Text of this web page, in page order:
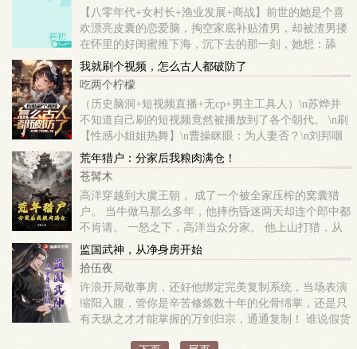
【八零年代+女村长+渔业发展+商战】前世的她是个喜
欢漂亮皮囊的恋爱脑，掏空家底补贴渣男，却被渣男搂
在怀里的好闺蜜推下海，沉下去的那一刻，她想：舔
狗！ 死了，活该！再睁眼，她重生回了退亲的那一天，
从娘亲咯吱窝里往外看时，却撞进了冷面煞神冷...
我就刷个视频，怎么古人都破防了
吃两个柠檬
（历史脑洞+短视频直播+无cp+男主工具人）\n苏烨并
不知道自己刷的短视频竟然被播放到了各个朝代。 \n刷
【性感小姐姐热舞】\n曹操眯眼：为人妻否？\n刘邦咽
了咽口水：这兄弟能处。 \n刷【大学新生军训】\n诸葛
亮痛哭：若给我十万...
荒年猎户：分家后我粮肉满仓！
苍髯木
高洋穿越到大虞王朝， 成了一个被全家压榨的窝囊猎
户。 当牛做马那么多年，他摔伤昏迷两天却连个郎中都
不肯请。 一怒之下，高洋当众分家。 他上山打猎，从
野鸡、野猪到狗熊、老虎…… 高洋凭借着一身本领，让
自家粮肉满仓，...
监国武神，从净身房开始
拾伍夜
许浪开局敬事房，还好他绑定完美复制系统，当场表演
缩阳入腹，管你是辛苦修炼数十年的化骨绵掌，还是只
有天纵之才才能掌握的万剑归宗，通通复制！ 谁说假货